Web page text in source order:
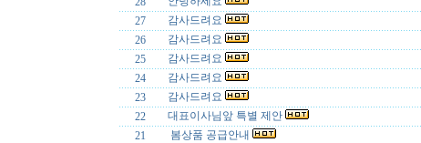
27
감사드려요
26
감사드려요
25
감사드려요
24
감사드려요
23
감사드려요
22
대표이사님앞 특별 제안
21
봄상품 공급안내